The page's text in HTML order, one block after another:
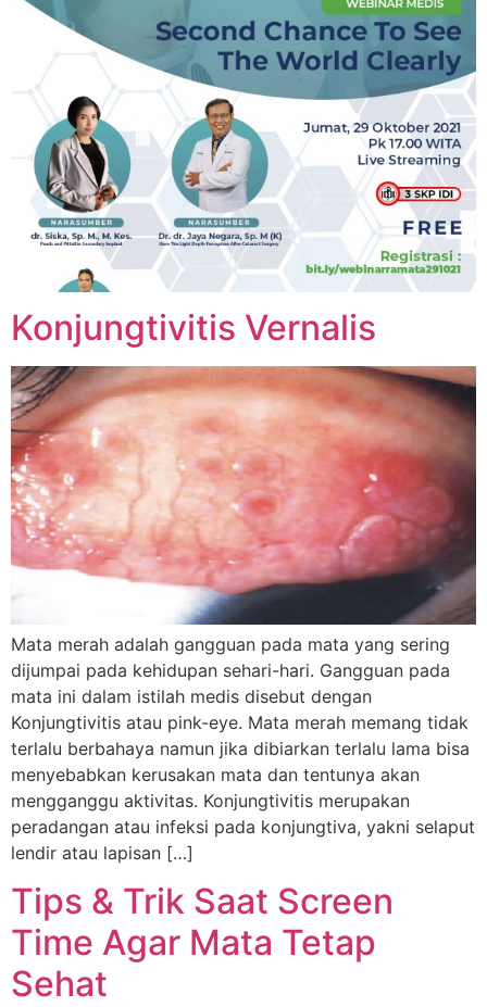
Konjungtivitis Vernalis
Mata merah adalah gangguan pada mata yang sering
dijumpai pada kehidupan sehari-hari. Gangguan pada
mata ini dalam istilah medis disebut dengan
Konjungtivitis atau pink-eye. Mata merah memang tidak
terlalu berbahaya namun jika dibiarkan terlalu lama bisa
menyebabkan kerusakan mata dan tentunya akan
mengganggu aktivitas. Konjungtivitis merupakan
peradangan atau infeksi pada konjungtiva, yakni selaput
lendir atau lapisan […]
Tips & Trik Saat Screen
Time Agar Mata Tetap
Sehat